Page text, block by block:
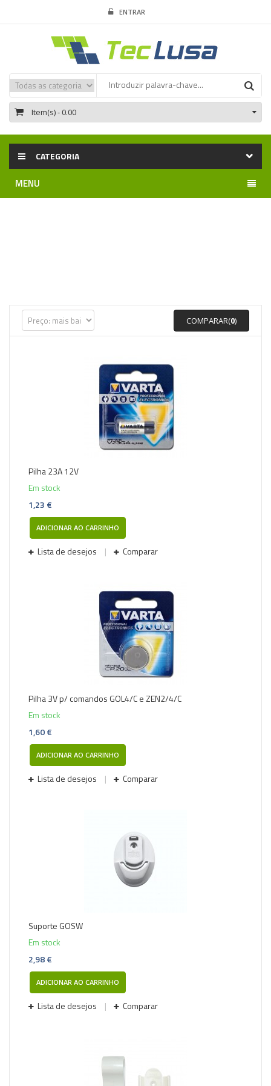
ENTRAR
Item(s)- 0.00
CATEGORIA
MENU
COMPARAR(0)
Pilha 23A 12V
Em stock
1,23 €
ADICIONAR AO CARRINHO
Lista de desejos Comparar
Pilha 3V p/ comandos GOL4/C e ZEN2/4/C
Em stock
1,60 €
ADICIONAR AO CARRINHO
Lista de desejos Comparar
Suporte GOSW
Em stock
2,98 €
ADICIONAR AO CARRINHO
Lista de desejos Comparar